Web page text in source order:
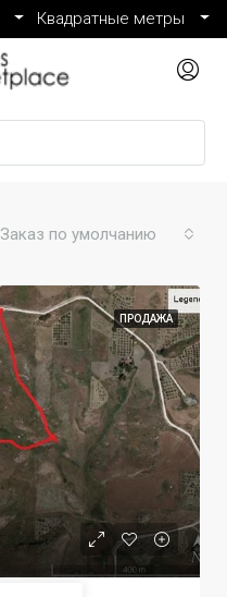
Квадратные метры
Заказ по умолчанию
ПРОДАЖА